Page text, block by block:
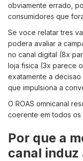
obviamente errado,
consumidores que
Se voce relatar tres
podera avaliar a
no canal digital (8x
loja fisica (3x parece
exatamente a
que impulsiona a
O ROAS omnicanal
coerente em todos os
Por que a
canal induz